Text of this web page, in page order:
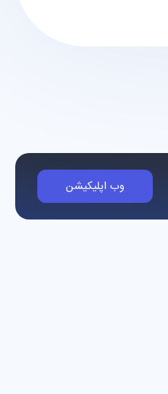
وب اپلیکیشن